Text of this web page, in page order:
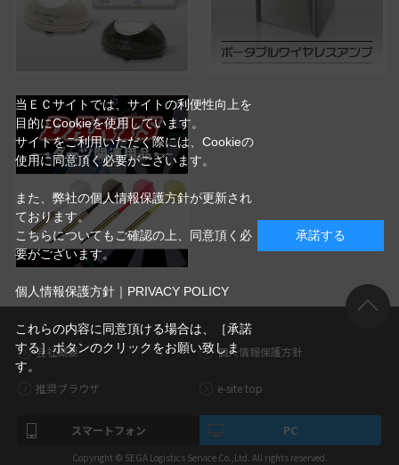
会社概要 個人情報保護方針
推奨ブラウザ e-site top
スマートフォン PC
Copyright © SEGA Logistics Service Co.,Ltd. All rights reserved.
当ＥＣサイトでは、サイトの利便性向上を
目的にCookieを使用しています。
サイトをご利用いただく際には、Cookieの
使用に同意頂く必要がございます。
また、弊社の個人情報保護方針が更新され
ております。
こちらについてもご確認の上、同意頂く必
要がございます。
個人情報保護方針｜PRIVACY POLICY
これらの内容に同意頂ける場合は、［承諾
する］ボタンのクリックをお願い致しま
す。
承諾する